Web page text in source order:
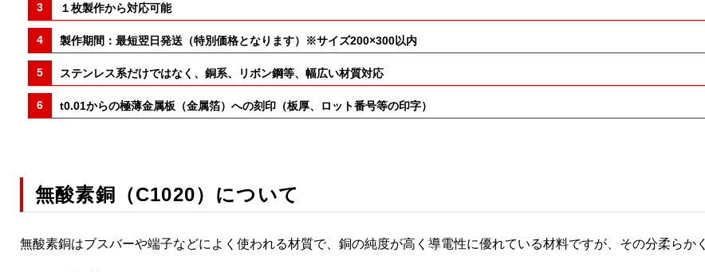
１枚製作から対応可能
製作期間：最短翌日発送（特別価格となります）※サイズ200×300以内
ステンレス系だけではなく、銅系、リボン鋼等、幅広い材質対応
t0.01からの極薄金属板（金属箔）への刻印（板厚、ロット番号等の印字）
無酸素銅（C1020）について
無酸素銅はブスバーや端子などによく使われる材質で、銅の純度が高く導電性に優れている材料ですが、その分柔らか